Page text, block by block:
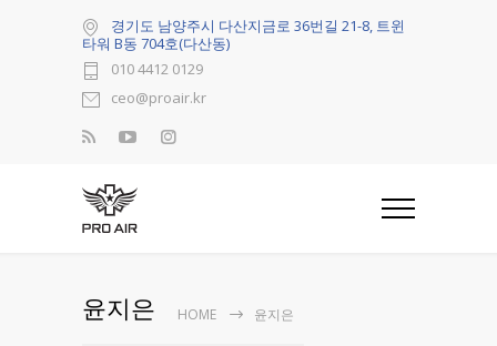
경기도 남양주시 다산지금로 36번길 21-8, 트윈
타워 B동 704호(다산동)
010 4412 0129
ceo@proair.kr
윤지은 HOME 윤지은